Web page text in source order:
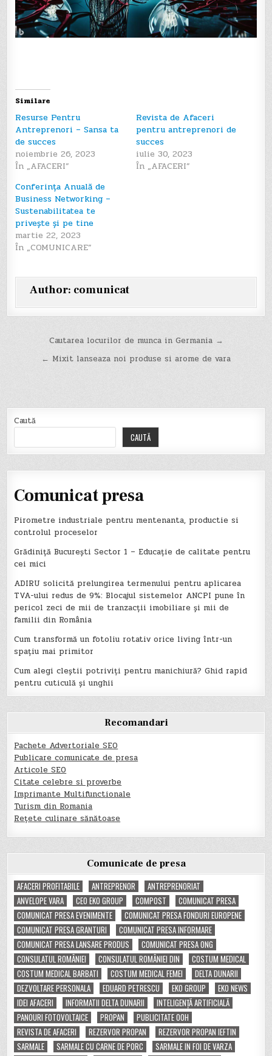
articole
Similare
Resurse Pentru
Antreprenori – Sansa ta
de succes
noiembrie 26, 2023
În „AFACERI”
Revista de Afaceri
pentru antreprenori de
succes
iulie 30, 2023
În „AFACERI”
Conferința Anuală de
Business Networking –
Sustenabilitatea te
privește și pe tine
martie 22, 2023
În „COMUNICARE”
Author: comunicat
NavigareCautarea locurilor de munca in Germania →
← Mixit lanseaza noi produse si arome de vara
Caută
CAUTĂ
Comunicat presa
Pirometre industriale pentru mentenanta, productie si
controlul proceselor
Grădiniță București Sector 1 – Educație de calitate pentru
cei mici
ADIRU solicită prelungirea termenului pentru aplicarea
TVA-ului redus de 9%: Blocajul sistemelor ANCPI pune în
pericol zeci de mii de tranzacții imobiliare și mii de
familii din România
Cum transformă un fotoliu rotativ orice living într-un
spațiu mai primitor
Cum alegi cleștii potriviți pentru manichiură? Ghid rapid
pentru cuticulă și unghii
Recomandari
Pachete Advertoriale SEO
Publicare comunicate de presa
Articole SEO
Citate celebre si proverbe
Imprimante Multifunctionale
Turism din Romania
Rețete culinare sănătoase
Comunicate de presa
AFACERI PROFITABILE
ANTREPRENOR
ANTREPRENORIAT
ANVELOPE VARA
CEO EKO GROUP COMPOST
COMUNICAT PRESA
COMUNICAT PRESA EVENIMENTE
COMUNICAT PRESA FONDURI EUROPENE
COMUNICAT PRESA GRANTURI
COMUNICAT PRESA INFORMARE
COMUNICAT PRESA LANSARE PRODUS
COMUNICAT PRESA ONG
CONSULATUL ROMÂNIEI
CONSULATUL ROMÂNIEI DIN
COSTUM MEDICAL
COSTUM MEDICAL BARBATI
COSTUM MEDICAL FEMEI
DELTA DUNARII
DEZVOLTARE PERSONALA
EDUARD PETRESCU EKO GROUP
EKO NEWS
IDEI AFACERI
INFORMATII DELTA DUNARII
INTELIGENȚĂ ARTIFICIALĂ
PANOURI FOTOVOLTAICE
PROPAN
PUBLICITATE OOH
REVISTA DE AFACERI
REZERVOR PROPAN
REZERVOR PROPAN IEFTIN
SARMALE
SARMALE CU CARNE DE PORC
SARMALE IN FOI DE VARZA